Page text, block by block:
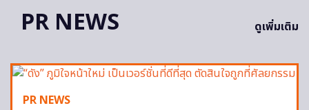
PR NEWS ดูเพิ่มเติม
PR NEWS